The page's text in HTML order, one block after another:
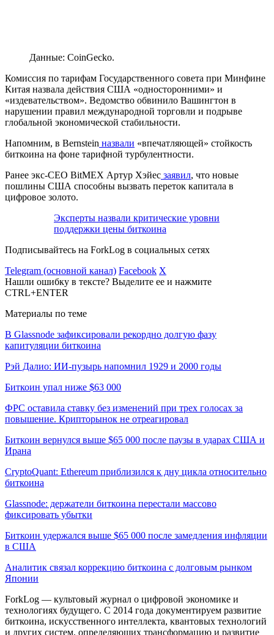
Данные: CoinGecko.
Комиссия по тарифам Государственного совета при Минфине
Китая назвала действия США «односторонними» и
«издевательством». Ведомство обвинило Вашингтон в
нарушении правил международной торговли и подрыве
глобальной экономической стабильности.
Напомним, в Bernstein назвали «впечатляющей» стойкость
биткоина на фоне тарифной турбулентности.
Ранее экс-СЕО BitMEX Артур Хэйес заявил, что новые
пошлины США способны вызвать переток капитала в
цифровое золото.
Эксперты назвали критические уровни
поддержки цены биткоина
Подписывайтесь на ForkLog в социальных сетях
Telegram (основной канал) Facebook X
Нашли ошибку в тексте? Выделите ее и нажмите
CTRL+ENTER
Материалы по теме
В Glassnode зафиксировали рекордно долгую фазу
капитуляции биткоина
Рэй Далио: ИИ-пузырь напомнил 1929 и 2000 годы
Биткоин упал ниже $63 000
ФРС оставила ставку без изменений при трех голосах за
повышение. Крипторынок не отреагировал
Биткоин вернулся выше $65 000 после паузы в ударах США и
Ирана
CryptoQuant: Ethereum приблизился к дну цикла относительно
биткоина
Glassnode: держатели биткоина перестали массово
фиксировать убытки
Биткоин удержался выше $65 000 после замедления инфляции
в США
Аналитик связал коррекцию биткоина с долговым рынком
Японии
ForkLog — культовый журнал о цифровой экономике и
технологиях будущего. С 2014 года документируем развитие
биткоина, искусственного интеллекта, квантовых технологий
и других систем, определяющих трансформацию и развитие